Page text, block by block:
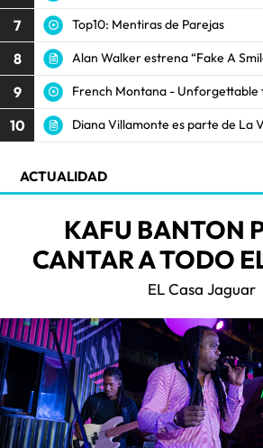
7
Top10: Mentiras de Parejas
8 Alan Walker estrena “Fake A
9 French Montana - Unforgettable
10 Diana Villamonte es parte de La
ACTUALIDAD
KAFU BANTON
CANTAR A TODO
EL Casa Jaguar